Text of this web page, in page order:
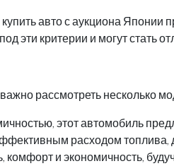
авто с аукциона
эти критерии и могут стать
рассмотреть несколько
этот автомобиль
расходом
комфорт и экономичность,